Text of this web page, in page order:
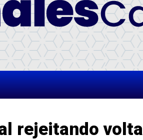
rejeitando volta